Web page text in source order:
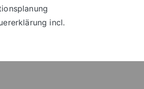
incl.